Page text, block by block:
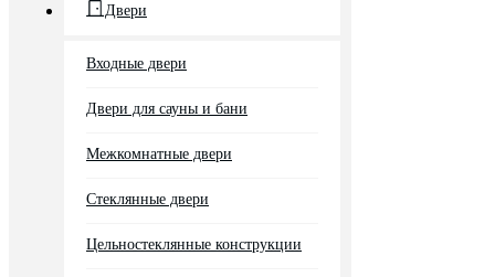
Двери
Входные двери
Двери для сауны и бани
Межкомнатные двери
Стеклянные двери
Цельностеклянные конструкции